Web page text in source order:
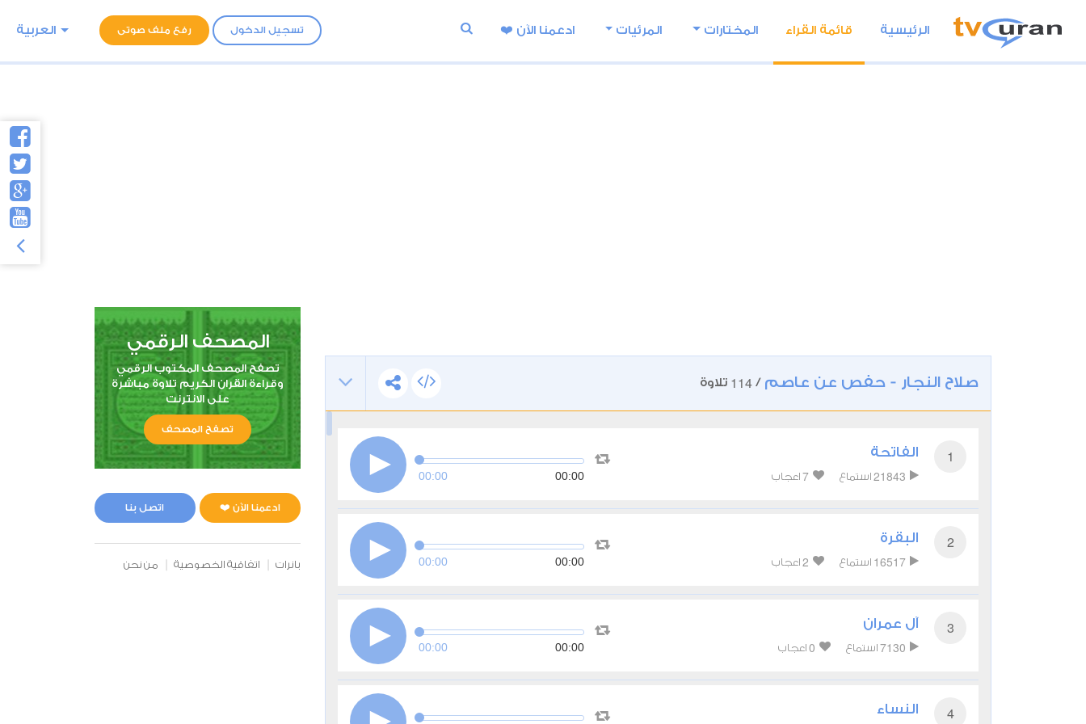
تسجيل الدخول رفع ملف صوتى العربية الرئيسية قائمة القراء المختارات المرئيات ادعمنا اﻵن ❤️
صلاح النجار - حفص عن عاصم /
114 تلاوة
1 الفاتحة
21843 استماع 7 اعجاب 00:00 00:00
2 البقرة
16517 استماع 2 اعجاب 00:00 00:00
3 آل عمران
7130 استماع 0 اعجاب 00:00 00:00
4 النساء
المصحف الرقمي
تصفح المصحف المكتوب الرقمي
وقراءة القران الكريم تلاوة مباشرة
على الانترنت
تصفح المصحف
ادعمنا الآن ❤️ اتصل بنا
بانرات اتفاقية الخصوصية من نحن